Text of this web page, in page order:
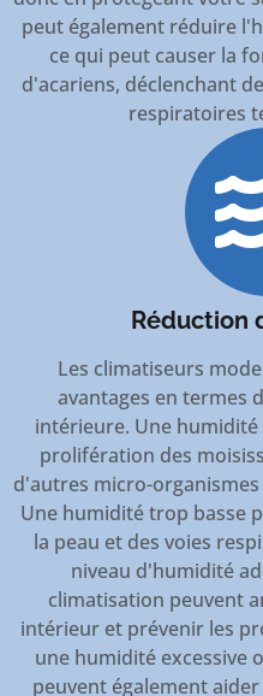
peut également réduire
ce qui peut causer la
d'acariens, déclenchant
respiratoires
Réduction
Les climatiseurs
avantages en termes
intérieure. Une
prolifération des
d'autres micro-
Une humidité trop basse
la peau et des voies
niveau d'humidité
climatisation peuvent
intérieur et prévenir les
une humidité excessive
peuvent également